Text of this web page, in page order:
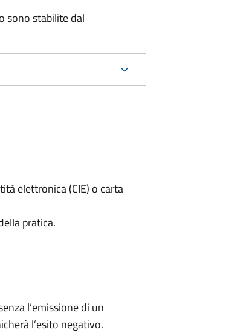
sono stabilite dal
elettronica (CIE) o carta
pratica.
l’emissione di un
l’esito negativo.